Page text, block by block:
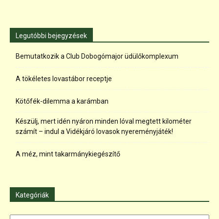
Legutóbbi bejegyzések
Bemutatkozik a Club Dobogómajor üdülőkomplexum
A tökéletes lovastábor receptje
Kötőfék-dilemma a karámban
Készülj, mert idén nyáron minden lóval megtett kilométer
számít – indul a Vidékjáró lovasok nyereményjáték!
A méz, mint takarmánykiegészítő
Kategóriák
Kategóriák